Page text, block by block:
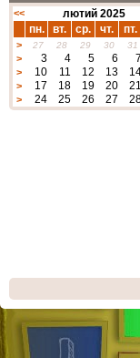
<< лютий 2025
пн. вт. ср. чт. пт.
> 27 28 29 30 31
> 3 4 5 6 7
> 10 11 12 13
> 17 18 19 20 21
> 24 25 26 27